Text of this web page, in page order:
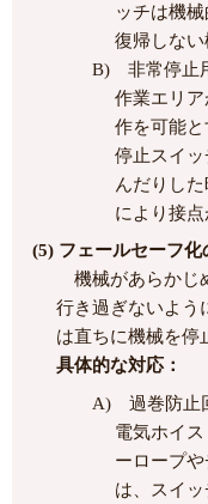
ッチは機
復帰しない
B) 非常停止
作業エリ
作を可能
停止スイ
んだりし
により接点
(5) フェールセーフ
機械があらかじ
行き過ぎないよう
は直ちに機械を停
具体的な対応：
A) 過巻防止
電気ホイ
ーロープ
は、スイ